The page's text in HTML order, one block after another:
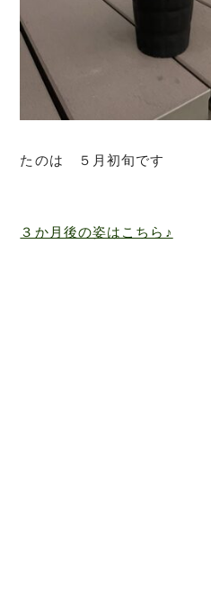
たのは ５月初旬です
３か月後の姿はこちら♪